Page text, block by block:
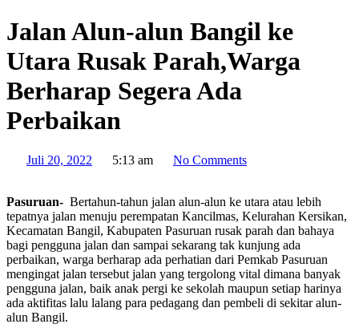
Jalan Alun-alun Bangil ke
Utara Rusak Parah,Warga
Berharap Segera Ada
Perbaikan
Juli 20, 2022 5:13 am No Comments
Pasuruan- Bertahun-tahun jalan alun-alun ke utara atau lebih
tepatnya jalan menuju perempatan Kancilmas, Kelurahan Kersikan,
Kecamatan Bangil, Kabupaten Pasuruan rusak parah dan bahaya
bagi pengguna jalan dan sampai sekarang tak kunjung ada
perbaikan, warga berharap ada perhatian dari Pemkab Pasuruan
mengingat jalan tersebut jalan yang tergolong vital dimana banyak
pengguna jalan, baik anak pergi ke sekolah maupun setiap harinya
ada aktifitas lalu lalang para pedagang dan pembeli di sekitar alun-
alun Bangil.